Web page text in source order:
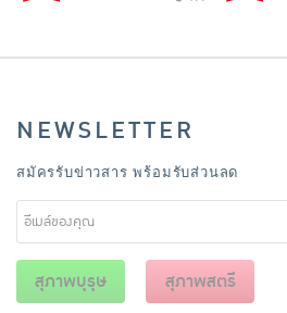
NEWSLETTER
สมัครรับข่าวสาร พร้อมรับส่วนลด
สุภาพบุรุษ สุภาพสตรี